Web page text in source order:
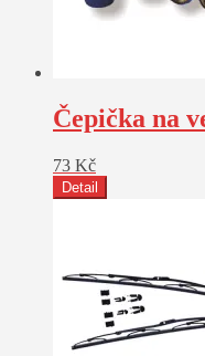
Čepička na
73 Kč
Detail